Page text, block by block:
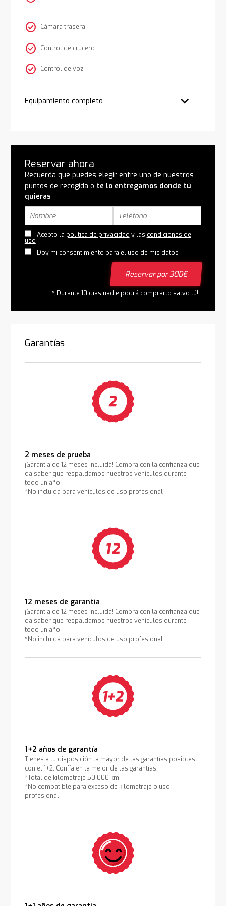
check_circle Cámara trasera
check_circle Control de crucero
check_circle Control de voz
Equipamiento completo
Reservar ahora
Recuerda que puedes elegir entre uno de nuestros
puntos de recogida o te lo entregamos donde tú
quieras
Acepto la política de privacidad y las condiciones de
uso
Doy mi consentimiento para el uso de mis datos
Reservar por 300€
* Durante 10 días nadie podrá comprarlo salvo tú!!.
Garantías
2 meses de prueba
¡Garantía de 12 meses incluida! Compra con la confianza que
da saber que respaldamos nuestros vehículos durante
todo un año.
*No incluida para vehículos de uso profesional
12 meses de garantía
¡Garantía de 12 meses incluida! Compra con la confianza que
da saber que respaldamos nuestros vehículos durante
todo un año.
*No incluida para vehículos de uso profesional
1+2 años de garantía
Tienes a tu disposición la mayor de las garantías posibles
con el 1+2. Confía en la mejor de las garantías.
*Total de kilometraje 50.000 km
*No compatible para exceso de kilometraje o uso
profesional